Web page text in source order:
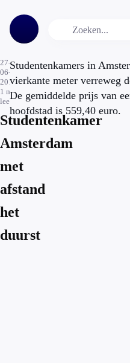
27-
06-
2014
1 min.
leestijd
Studentenkamer
Amsterdam
met
afstand
het
duurst
Studentenkamers in
vierkante meter verreweg
De gemiddelde prijs van
hoofdstad is 559,40 euro.